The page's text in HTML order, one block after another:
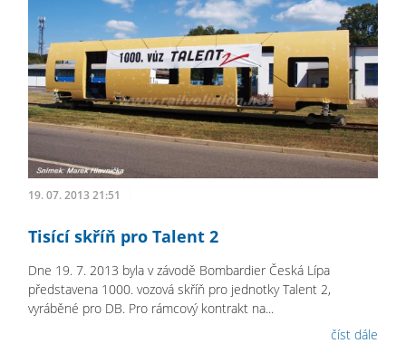
19. 07. 2013 21:51
Tisící skříň pro Talent 2
Dne 19. 7. 2013 byla v závodě Bombardier Česká Lípa
představena 1000. vozová skříň pro jednotky Talent 2,
vyráběné pro DB. Pro rámcový kontrakt na...
číst dále